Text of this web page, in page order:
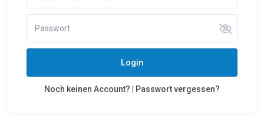
Login
Noch keinen Account? Passwort vergessen?